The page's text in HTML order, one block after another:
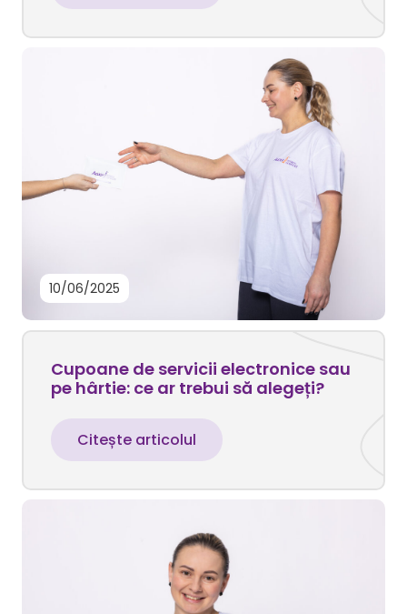
10/06/2025
Cupoane de servicii electronice sau
pe hârtie: ce ar trebui să alegeți?
Citește articolul